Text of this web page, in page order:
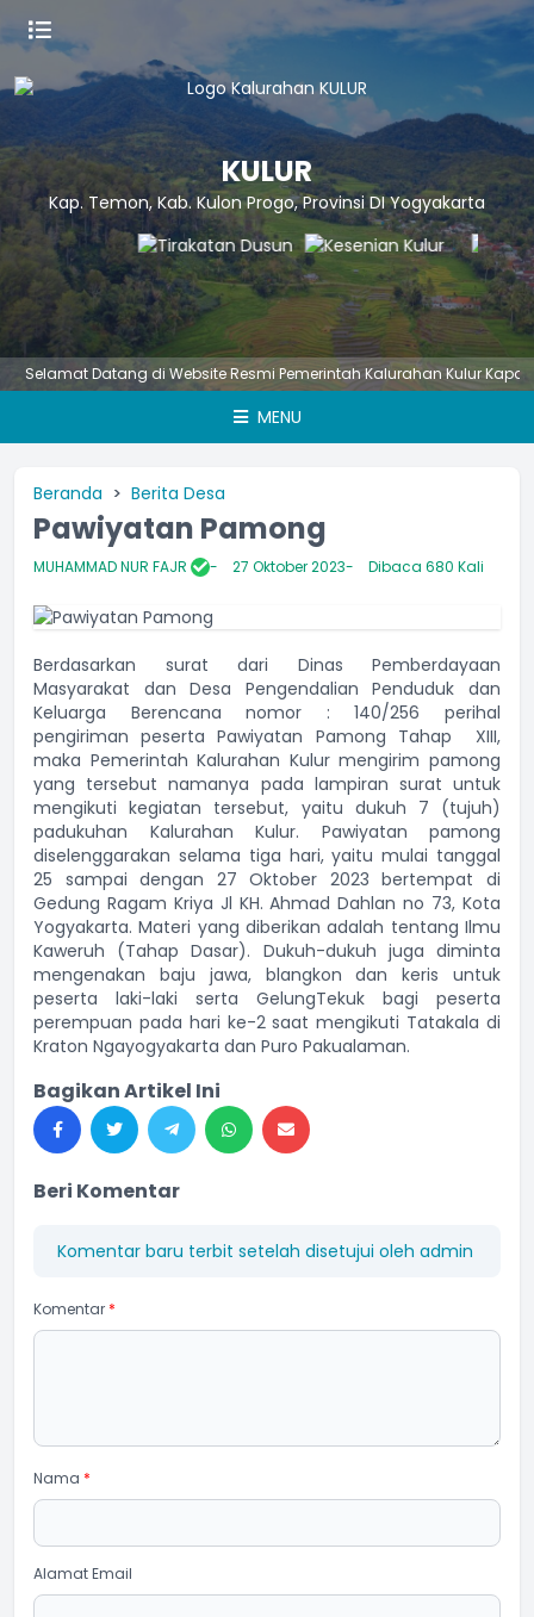
KULUR
Kap. Temon, Kab. Kulon Progo, Provinsi DI Yogyakarta
Datang di Website Resmi Pemerintah Kalurahan Kulur
MENU
Beranda Berita Desa
Pawiyatan Pamong
MUHAMMAD NUR FAJR 27 Oktober 2023 Dibaca 680 Kali
Berdasarkan surat dari Dinas Pemberdayaan
Masyarakat dan Desa Pengendalian Penduduk dan
Keluarga Berencana nomor : 140/256 perihal
pengiriman peserta Pawiyatan Pamong Tahap XIII,
maka Pemerintah Kalurahan Kulur mengirim pamong
yang tersebut namanya pada lampiran surat untuk
mengikuti kegiatan tersebut, yaitu dukuh 7 (tujuh)
padukuhan Kalurahan Kulur. Pawiyatan pamong
diselenggarakan selama tiga hari, yaitu mulai tanggal
25 sampai dengan 27 Oktober 2023 bertempat di
Gedung Ragam Kriya Jl KH. Ahmad Dahlan no 73, Kota
Yogyakarta. Materi yang diberikan adalah tentang Ilmu
Kaweruh (Tahap Dasar). Dukuh-dukuh juga diminta
mengenakan baju jawa, blangkon dan keris untuk
peserta laki-laki serta GelungTekuk bagi peserta
perempuan pada hari ke-2 saat mengikuti Tatakala di
Kraton Ngayogyakarta dan Puro Pakualaman.
Bagikan Artikel Ini
Beri Komentar
Komentar baru terbit setelah disetujui oleh admin
Komentar *
Nama *
Alamat Email